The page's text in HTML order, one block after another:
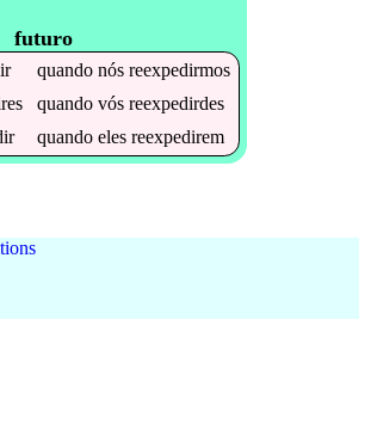
futuro
quandonósreexpedirmos
quandovósreexpedirdes
quandoelesreexpedirem